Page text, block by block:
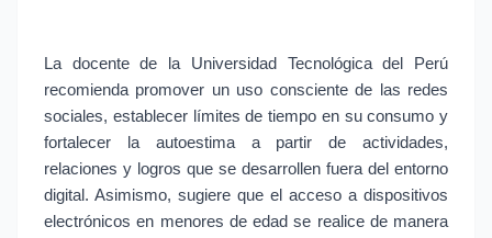
La docente de la Universidad Tecnológica del Perú
recomienda promover un uso consciente de las redes
sociales, establecer límites de tiempo en su consumo y
fortalecer la autoestima a partir de actividades,
relaciones y logros que se desarrollen fuera del entorno
digital. Asimismo, sugiere que el acceso a dispositivos
electrónicos en menores de edad se realice de manera